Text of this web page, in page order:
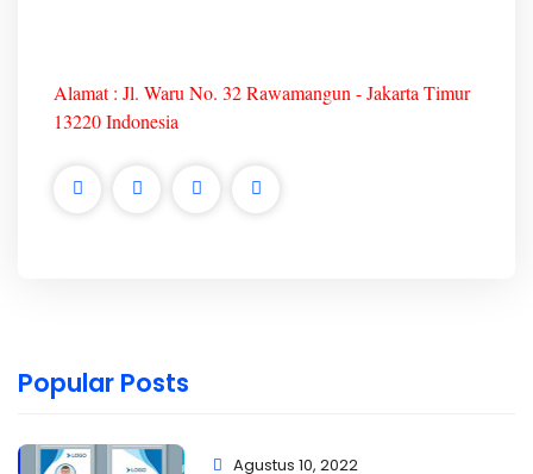
Alamat : Jl. Waru No. 32 Rawamangun - Jakarta Timur
13220 Indonesia
Popular Posts
Agustus 10, 2022